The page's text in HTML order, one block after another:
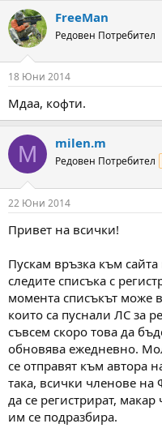
FreeMan
Редовен Потребител
18 Юни 2014
Мдаа, кофти.
M milen.m
Редовен Потребител
22 Юни 2014
Привет на всички!
Пускам връзка към
следите списъка с
момента списъкът може
които са пуснали ЛС за
съвсем скоро това да
обновява ежедневно.
се отправят към автора
така, всички членове на
да се регистрират,
им се подразбира.